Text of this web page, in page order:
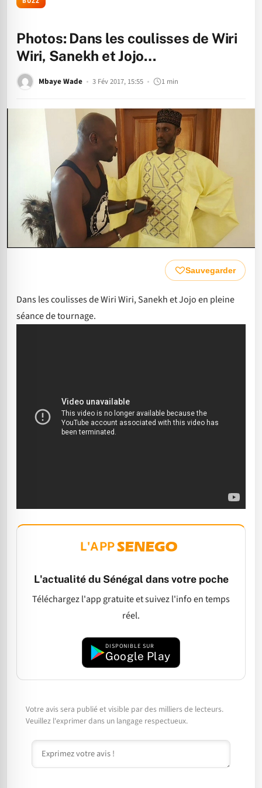
Photos: Dans les coulisses de Wiri
Wiri, Sanekh et Jojo…
Mbaye Wade 3 Fév 2017, 15:55 1 min
Sauvegarder
Dans les coulisses de Wiri Wiri, Sanekh et Jojo en pleine
séance de tournage.
L'APP
L'actualité du Sénégal dans votre poche
Téléchargez l'app gratuite et suivez l'info en temps
réel.
DISPONIBLE SUR
Google Play
Votre avis sera publié et visible par des milliers de lecteurs.
Veuillez l'exprimer dans un langage respectueux.
Commentaire